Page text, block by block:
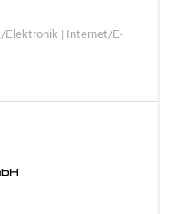
Elektronik | Internet/E-